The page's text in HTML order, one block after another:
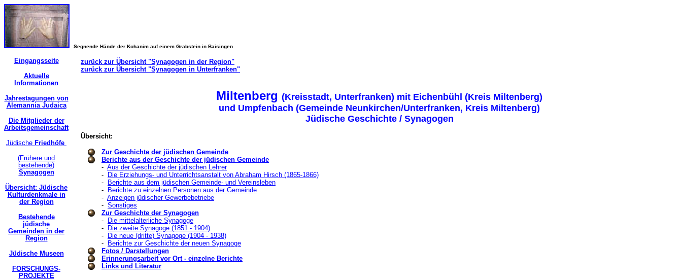
Segnende Hände der Kohanim auf einem Grabstein in Baisingen
Eingangsseite
Aktuelle
Informationen
Jahrestagungen von
Alemannia Judaica
Die Mitglieder der
Arbeitsgemeinschaft
Jüdische Friedhöfe
(Frühere und
bestehende)
Synagogen
Übersicht: Jüdische
Kulturdenkmale in
der Region
Bestehende
jüdische
Gemeinden in der
Region
Jüdische Museen
FORSCHUNGS-
PROJEKTE
zurück zur Übersicht "Synagogen in der Region"
zurück zur Übersicht "Synagogen in Unterfranken"
Miltenberg (Kreisstadt, Unterfranken) mit Eichenbühl (Kreis Miltenberg)
und Umpfenbach (Gemeinde Neunkirchen/Unterfranken, Kreis Miltenberg)
Jüdische Geschichte / Synagogen
Übersicht:
Zur Geschichte der jüdischen Gemeinde
Berichte aus der Geschichte der jüdischen Gemeinde
- Aus der Geschichte der jüdischen Lehrer
-
Die Erziehungs- und Unterrichtsanstalt von Abraham Hirsch (1865-1866)
-
Berichte aus dem jüdischen Gemeinde- und Vereinsleben
-
Berichte zu einzelnen Personen aus der Gemeinde
- Anzeigen jüdischer Gewerbebetriebe
- Sonstiges
Zur Geschichte der Synagogen
-
Die mittelalterliche Synagoge
-
Die zweite Synagoge (1851 - 1904)
-
Die neue (dritte) Synagoge (1904 - 1938)
-
Berichte zur Geschichte der neuen Synagoge
Fotos / Darstellungen
Erinnerungsarbeit vor Ort - einzelne Berichte
Links und Literatur